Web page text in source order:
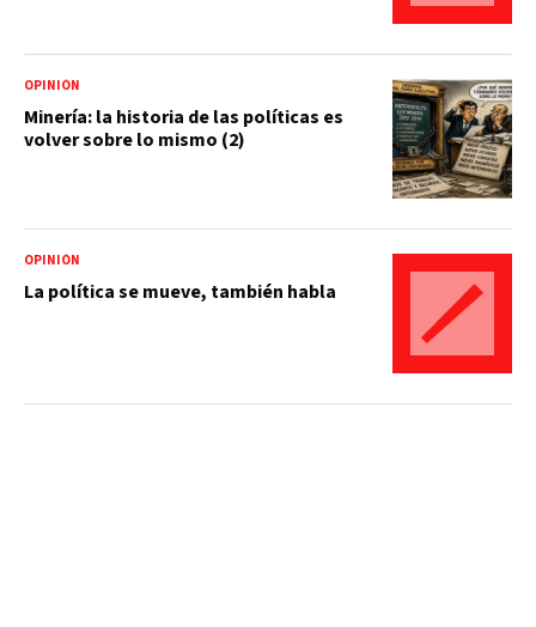
OPINIÓN
Minería: la historia de las políticas es
volver sobre lo mismo (2)
OPINIÓN
La política se mueve, también habla